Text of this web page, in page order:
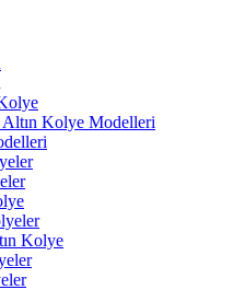
Kolye Modelleri
Kolye